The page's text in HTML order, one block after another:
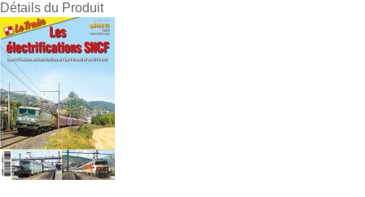
Détails du Produit